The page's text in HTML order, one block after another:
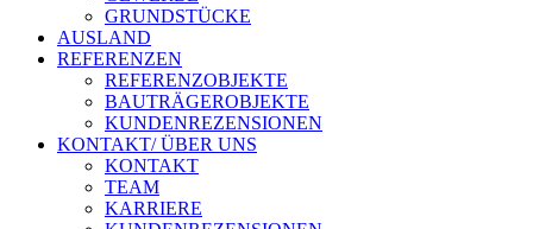
GRUNDSTÜCKE
AUSLAND
REFERENZEN
REFERENZOBJEKTE
BAUTRÄGEROBJEKTE
KUNDENREZENSIONEN
KONTAKT/ ÜBER UNS
KONTAKT
TEAM
KARRIERE